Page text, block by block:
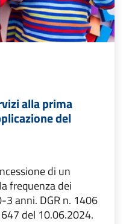
alla prima
del
di un
frequenza dei
anni. DGR n. 1406
del 10.06.2024.